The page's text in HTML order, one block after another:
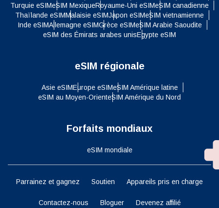
Turquie eSIMeSIM MexiqueRoyaume-Uni eSIMeSIM canadienne
Thaïlande eSIMMalaisie eSIMJapon eSIMeSIM vietnamienne
Inde eSIMAllemagne eSIMGrèce eSIMeSIM Arabie Saoudite
eSIM des Émirats arabes unisEgypte eSIM
eSIM régionale
Asie eSIMEurope eSIMeSIM Amérique latine
eSIM au Moyen-OrienteSIM Amérique du Nord
Forfaits mondiaux
eSIM mondiale
Parrainez et gagnez Soutien Appareils pris en charge
Contactez-nous Bloguer Devenez affilié